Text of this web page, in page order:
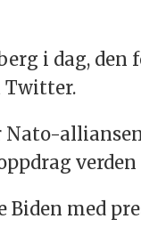
i dag, den
Twitter.
Biden med